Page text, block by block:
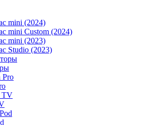
mini (2024)
mini Custom (2024)
mini (2023)
Studio (2023)